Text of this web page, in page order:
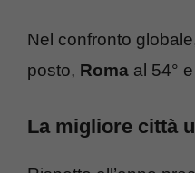
Nel confronto
posto, Roma al 54° e
La migliore città